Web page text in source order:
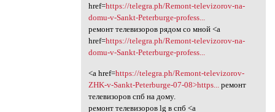
href=https://telegra.ph/Remont-televizorov-na-
domu-v-Sankt-Peterburge-profess...
ремонт телевизоров рядом со мной <a
href=https://telegra.ph/Remont-televizorov-na-
domu-v-Sankt-Peterburge-profess...
<a href=https://telegra.ph/Remont-televizorov-
ZHK-v-Sankt-Peterburge-07-08>https...ремонт
телевизоров спб на дому.
ремонт телевизоров lg в спб <a